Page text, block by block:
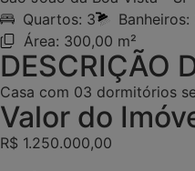
Quartos: 3
Banheiros:
Área: 300,00 m²
DESCRIÇÃO
Casa com 03 dormitórios
Valor do
R$ 1.250.000,00